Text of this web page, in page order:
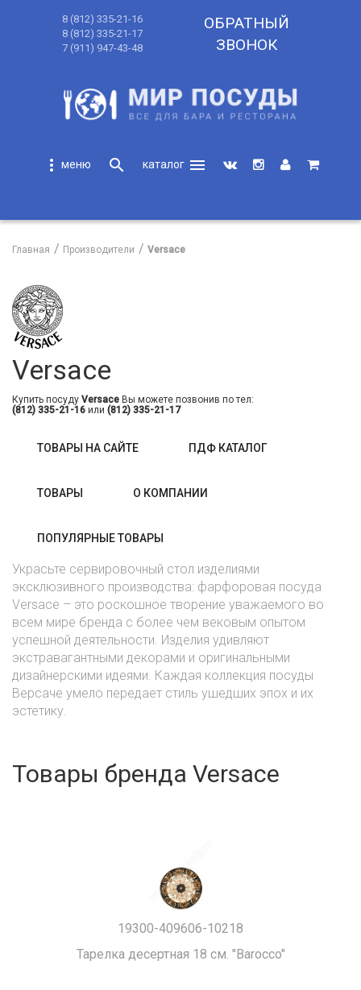
8 (812) 335-21-16
8 (812) 335-21-17
7 (911) 947-43-48
ОБРАТНЫЙ
ЗВОНОК
more_vert search
menu
Главная Производители Versace
Versace
Купить посуду Versace Вы можете позвонив по тел:
(812) 335-21-16 или (812) 335-21-17
ТОВАРЫ НА САЙТЕ ПДФ КАТАЛОГ
ТОВАРЫ О КОМПАНИИ
ПОПУЛЯРНЫЕ ТОВАРЫ
Украсьте сервировочный стол изделиями
эксклюзивного производства: фарфоровая посуда
Versace – это роскошное творение уважаемого во
всем мире бренда с более чем вековым опытом
успешной деятельности. Изделия удивляют
экстравагантными декорами и оригинальными
дизайнерскими идеями. Каждая коллекция посуды
Версаче умело передает стиль ушедших эпох и их
эстетику.
Товары бренда Versace
19300-409606-10218
Тарелка десертная 18 см. "Barocco"